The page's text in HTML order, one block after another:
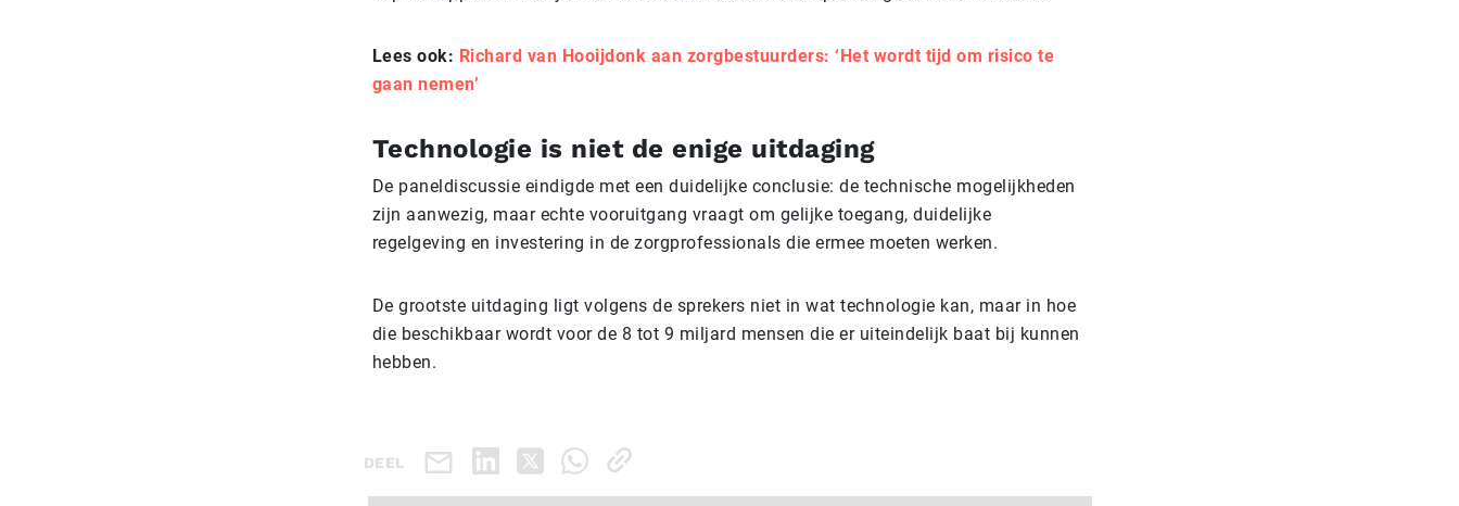
Lees ook: Richard van Hooijdonk aan zorg­be­stuur­ders: ‘Het wordt tijd om risico te
gaan nemen’
Technologie is niet de enige uitdaging
De paneldiscussie eindigde met een duidelijke conclusie: de technische mogelijkheden
zijn aanwezig, maar echte vooruitgang vraagt om gelijke toegang, duidelijke
regelgeving en investering in de zorgprofessionals die ermee moeten werken.
De grootste uitdaging ligt volgens de sprekers niet in wat technologie kan, maar in hoe
die beschikbaar wordt voor de 8 tot 9 miljard mensen die er uiteindelijk baat bij kunnen
hebben.
DEEL